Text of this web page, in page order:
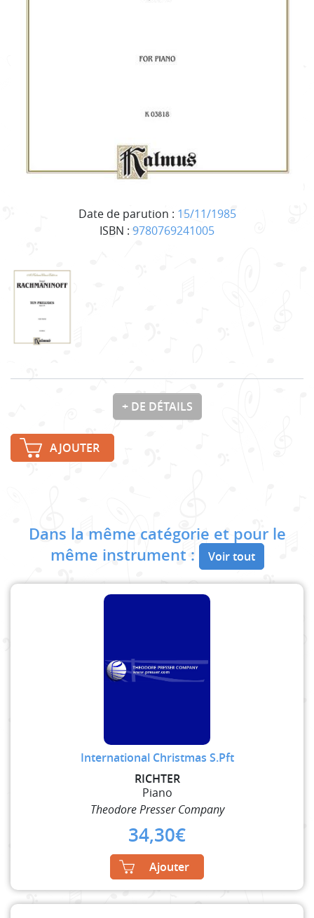
Date de parution : 15/11/1985
ISBN : 9780769241005
+ DE DÉTAILS
AJOUTER
Dans la même catégorie et pour le
même instrument :
Voir tout
International Christmas S.Pft
RICHTER
Piano
Theodore Presser Company
34,30€
Ajouter